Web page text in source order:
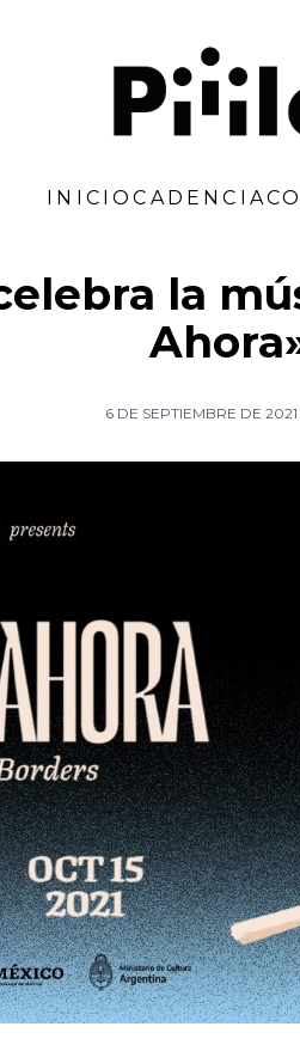
INICIOCADENCIA
la
6 DE SEPTIEMBRE DE 2021